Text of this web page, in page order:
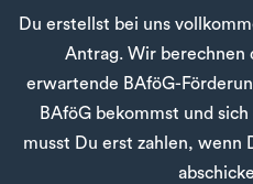
Du erstellst bei uns
Antrag. Wir berechnen
erwartende BAföG-
BAföG bekommst und
musst Du erst zahlen, wenn